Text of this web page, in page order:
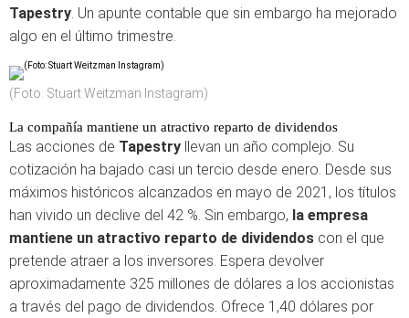
Tapestry. Un apunte contable que sin embargo ha mejorado
algo en el último trimestre.
(Foto: Stuart Weitzman Instagram)
La compañía mantiene un atractivo reparto de dividendos
Las acciones de Tapestry llevan un año complejo. Su
cotización ha bajado casi un tercio desde enero. Desde sus
máximos históricos alcanzados en mayo de 2021, los títulos
han vivido un declive del 42 %. Sin embargo, la empresa
mantiene un atractivo reparto de dividendos con el que
pretende atraer a los inversores. Espera devolver
aproximadamente 325 millones de dólares a los accionistas
a través del pago de dividendos. Ofrece 1,40 dólares por